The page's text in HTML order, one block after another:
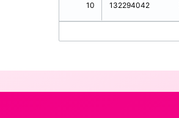
10 132294042